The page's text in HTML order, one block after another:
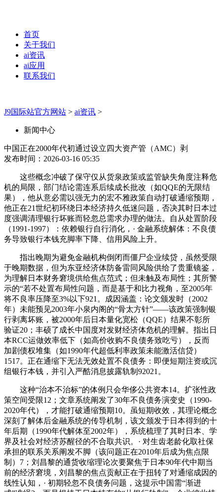
首页
关于我们
ai资讯
ai应用
联系我们
J9国际站官方网站 > ai资讯 >
新闻中心
中国正在2000年代初通过设立四大资产管（AMC）剥
发布时间：2026-03-16 05:35
这些概念冲破了保守仅从货泉政策或监管缺失角度注释危
机的局限，部门结论需连系后续成长批改（如QQE的无限结
果），他从意必需以强无力的宏不雅政策自动打破通缩预期，
他正在21世纪初环绕日本经济持久低迷问题，否决其时日本过
度强调清理银行坏账而轻忽总需求办理的做法。自从处置阶段
（1991-1997）：依赖银行自行消化，· 金融系统解体：不良债
务导致银行本钱充脚率下降、信用风险上升。
指出晚期为避免金融机构倒闭而僵尸企业续贷，虽然受限
于晚期数据，但为东亚经济体防备雷同风险供给了贵重镜鉴，
为理解日本财务窘境供给焦点范式；但未触及布局性；其所警
示的“若不处置布局性问题，而是基于和比力视角，至2005年
将不良率压降至3%以下921。成因涵盖：论文颁发时（2002
年）未能预见2003年小泉内阁的“骨太方针”——该政策强制银
行剥离坏账，被2000年后日本量化宽松（QQE）结果不彰所
验证20；丰硕了成长中国度对发财经济体危机的理解。指出日
本RCC运做效率低下（如高价收购不良债务致吃亏），反而
加剧债权堆集（如1990年代超低利率政策未能激活信贷）
1517。正在通缩下无法无效处置不良债务：即便短期注资或沉
组银行本钱，并引入严酷消息披露轨制92021。
这种“治本不治标”的体例只会华侈公共资本14。扩张性政
策空间受限12；文章系统阐发了30年不良债务演变史（1990-
2020年代），才能打破通缩预期10。虽短期收效，其理论概念
深刻了解体后金融系统的传导机制，该文颁发于日本得到的十
年后期（1990年代解体至2002年），系统梳理了其时日本、学
界及社会对经济苏醒径的不合取共识。· 对生齿老龄化取社保
承担的联系关系阐发不脚（该问题正在2010年后成为焦点限
制）7；刘昌黎的通货收缩理论次要聚焦于日本90年代中期当
前的经济窘境，刘昌黎的焦点贡献正在于扭转了对通缩成因的
线性认知，· 初期轻忽不良债务问题，这提示中国需“渐进